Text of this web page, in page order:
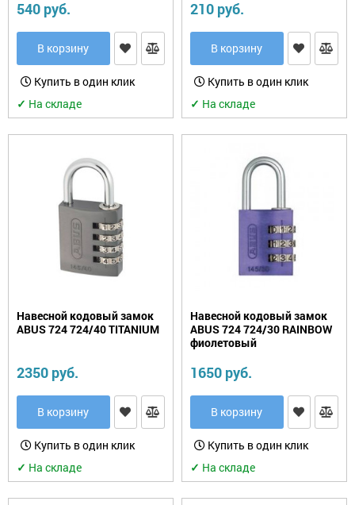
540 руб.
В корзину
Купить в один клик
✓ На складе
210 руб.
В корзину
Купить в один клик
✓ На складе
Навесной кодовый замок
ABUS 724 724/40 TITANIUM
2350 руб.
В корзину
Купить в один клик
✓ На складе
Навесной кодовый замок
ABUS 724 724/30 RAINBOW
фиолетовый
1650 руб.
В корзину
Купить в один клик
✓ На складе